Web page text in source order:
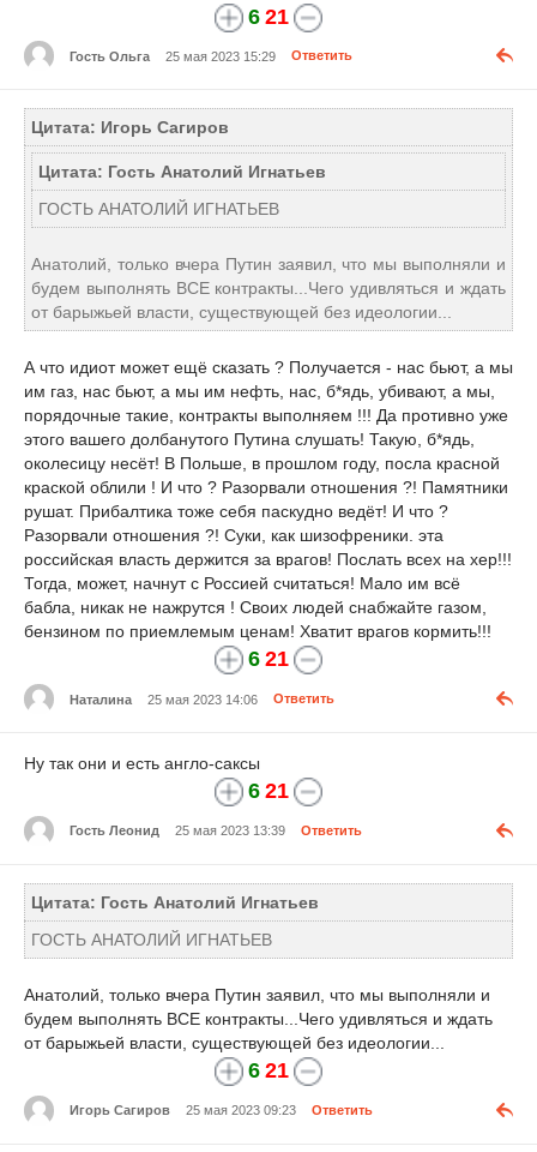
6 21
Гость Ольга 25 мая 2023 15:29 Ответить
Цитата: Игорь Сагиров
Цитата: Гость Анатолий Игнатьев
ГОСТЬ АНАТОЛИЙ ИГНАТЬЕВ
Анатолий, только вчера Путин заявил, что мы выполняли и
будем выполнять ВСЕ контракты...Чего удивляться и ждать
от барыжьей власти, существующей без идеологии...
А что идиот может ещё сказать ? Получается - нас бьют, а мы
им газ, нас бьют, а мы им нефть, нас, б*ядь, убивают, а мы,
порядочные такие, контракты выполняем !!! Да противно уже
этого вашего долбанутого Путина слушать! Такую, б*ядь,
околесицу несёт! В Польше, в прошлом году, посла красной
краской облили ! И что ? Разорвали отношения ?! Памятники
рушат. Прибалтика тоже себя паскудно ведёт! И что ?
Разорвали отношения ?! Суки, как шизофреники. эта
российская власть держится за врагов! Послать всех на хер!!!
Тогда, может, начнут с Россией считаться! Мало им всё
бабла, никак не нажрутся ! Своих людей снабжайте газом,
бензином по приемлемым ценам! Хватит врагов кормить!!!
6 21
Наталина 25 мая 2023 14:06 Ответить
Ну так они и есть англо-саксы
6 21
Гость Леонид 25 мая 2023 13:39 Ответить
Цитата: Гость Анатолий Игнатьев
ГОСТЬ АНАТОЛИЙ ИГНАТЬЕВ
Анатолий, только вчера Путин заявил, что мы выполняли и
будем выполнять ВСЕ контракты...Чего удивляться и ждать
от барыжьей власти, существующей без идеологии...
6 21
Игорь Сагиров 25 мая 2023 09:23 Ответить